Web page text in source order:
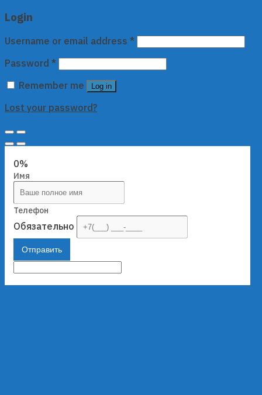
Login
Username or email address *
Password *
Remember me
Log in
Lost your password?
0%
Имя
Телефон
Обязательно
Отправить